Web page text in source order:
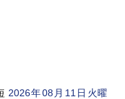
2026年08 月 11 日火曜